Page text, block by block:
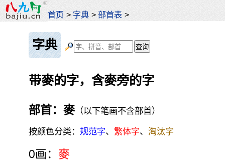
首页 > 字典 >部首表 >
字典
带麥的字，含麥旁的字
部首：麥（以下笔画不含部首）
按颜色分类：规范字、繁体字、淘汰字
0画： 麥